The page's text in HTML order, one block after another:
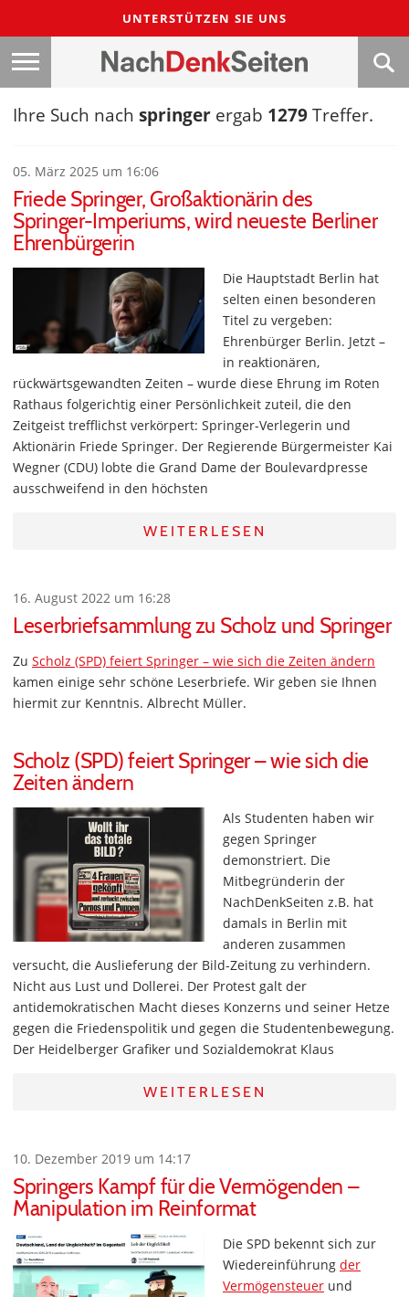
UNTERSTÜTZEN SIE UNS
Ihre Such nach springer ergab 1279Treffer.
05. März 2025 um 16:06
Friede Springer, Großaktionärin des
Springer-Imperiums, wird neueste Berliner
Ehrenbürgerin
Die Hauptstadt Berlin hat
selten einen besonderen
Titel zu vergeben:
Ehrenbürger Berlin. Jetzt –
in reaktionären,
rückwärtsgewandten Zeiten – wurde diese Ehrung im Roten
Rathaus folgerichtig einer Persönlichkeit zuteil, die den
Zeitgeist trefflichst verkörpert: Springer-Verlegerin und
Aktionärin Friede Springer. Der Regierende Bürgermeister Kai
Wegner (CDU) lobte die Grand Dame der Boulevardpresse
ausschweifend in den höchsten
WEITERLESEN
16. August 2022 um 16:28
Leserbriefsammlung zu Scholz und Springer
Zu Scholz (SPD) feiert Springer – wie sich die Zeiten ändern
kamen einige sehr schöne Leserbriefe. Wir geben sie Ihnen
hiermit zur Kenntnis. Albrecht Müller.
Scholz (SPD) feiert Springer – wie sich die
Zeiten ändern
Als Studenten haben wir
gegen Springer
demonstriert. Die
Mitbegründerin der
NachDenkSeiten z.B. hat
damals in Berlin mit
anderen zusammen
versucht, die Auslieferung der Bild-Zeitung zu verhindern.
Nicht aus Lust und Dollerei. Der Protest galt der
antidemokratischen Macht dieses Konzerns und seiner Hetze
gegen die Friedenspolitik und gegen die Studentenbewegung.
Der Heidelberger Grafiker und Sozialdemokrat Klaus
WEITERLESEN
10. Dezember 2019 um 14:17
Springers Kampf für die Vermögenden –
Manipulation im Reinformat
Die SPD bekennt sich zur
Wiedereinführung der
Vermögensteuer und